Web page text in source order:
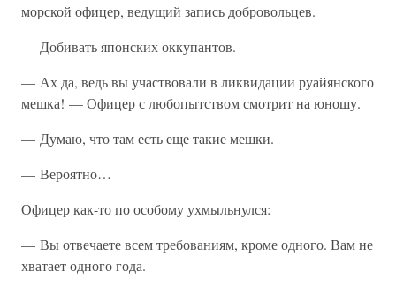
морской офицер, ведущий запись добровольцев.
— Добивать японских оккупантов.
— Ах да, ведь вы участвовали в ликвидации руайянского
мешка! — Офицер с любопытством смотрит на юношу.
— Думаю, что там есть еще такие мешки.
— Вероятно…
Офицер как-то по особому ухмыльнулся:
— Вы отвечаете всем требованиям, кроме одного. Вам не
хватает одного года.